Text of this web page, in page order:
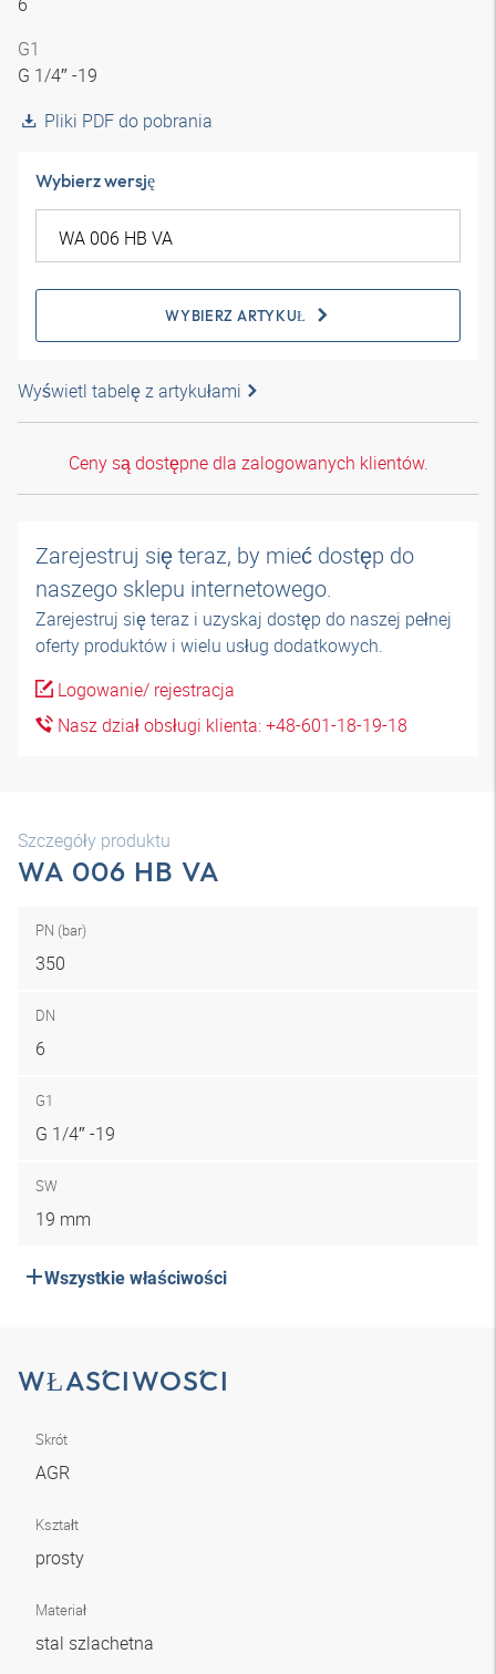
G1
G 1/4″ -19
Pliki PDF do pobrania
Wybierz wersję
WYBIERZ ARTYKUŁ
Wyświetl tabelę z artykułami
Ceny są dostępne dla zalogowanych klientów.
Zarejestruj się teraz, by mieć dostęp do
naszego sklepu internetowego.
Zarejestruj się teraz i uzyskaj dostęp do naszej pełnej
oferty produktów i wielu usług dodatkowych.
Logowanie/ rejestracja
Nasz dział obsługi klienta: +48-601-18-19-18
Szczegóły produktu
WA 006 HB VA
PN (bar)
350
DN
6
G1
G 1/4″ -19
SW
19 mm
Wszystkie właściwości
WŁAŚCIWOŚCI
Skrót
AGR
Kształt
prosty
Materiał
stal szlachetna